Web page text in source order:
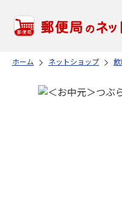
ホーム ネットショップ